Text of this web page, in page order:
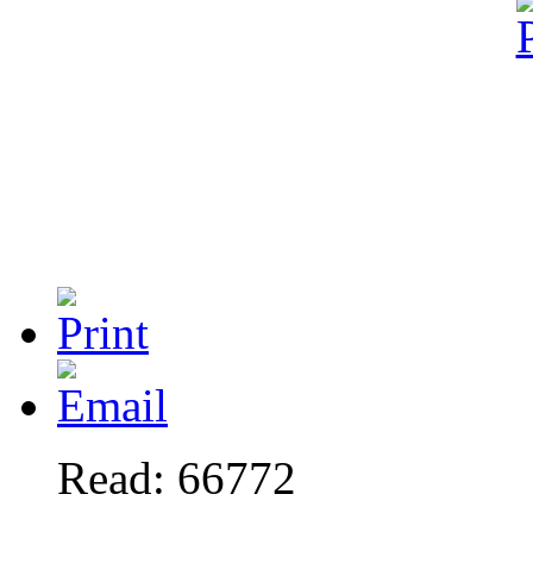
Read: 66772